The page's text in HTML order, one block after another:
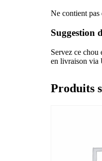
Ne contient pas
Suggestion
Servez ce chou
en livraison via
Produits